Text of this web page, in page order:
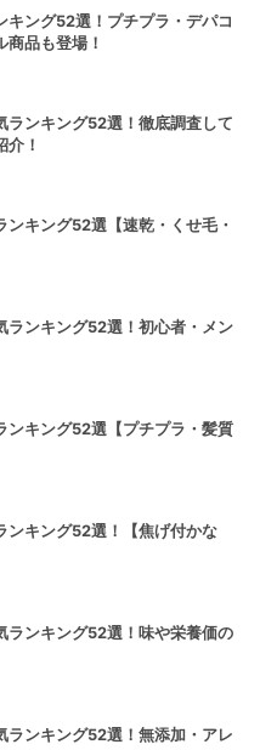
キング52選！プチプラ・デパコ
商品も登場！
ランキング52選！徹底調査して
介！
ンキング52選【速乾・くせ毛・
ランキング52選！初心者・メン
ンキング52選【プチプラ・髪質
ンキング52選！【焦げ付かな
ランキング52選！味や栄養価の
ランキング52選！無添加・アレ